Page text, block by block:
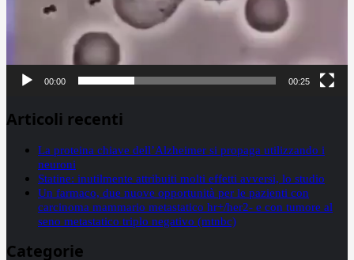
00:00 00:25
Articoli recenti
La proteina chiave dell’Alzheimer si propaga utilizzando i
neuroni
Statine: inutilmente attribuiti molti effetti avversi, lo studio
Un farmaco, due nuove opportunità per le pazienti con
carcinoma mammario metastatico hr+/her2- e con tumore al
seno metastatico triplo negativo (mtnbc)
Categorie